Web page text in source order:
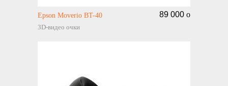
Epson Moverio BT-40
3D-видео очки
89 000 o